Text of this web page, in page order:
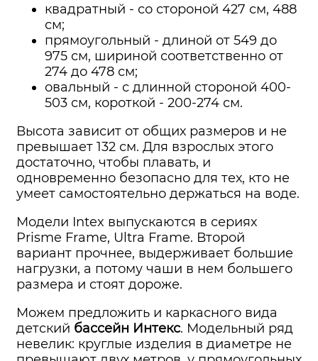
квадратный - со стороной 427 см, 488
см;
прямоугольный - длиной от 549 до
975 см, шириной соответственно от
274 до 478 см;
овальный - с длинной стороной 400-
503 см, короткой - 200-274 см.
Высота зависит от общих размеров и не
превышает 132 см. Для взрослых этого
достаточно, чтобы плавать, и
одновременно безопасно для тех, кто не
умеет самостоятельно держаться на воде.
Модели Intex выпускаются в сериях
Prisme Frame, Ultra Frame. Второй
вариант прочнее, выдерживает большие
нагрузки, а потому чаши в нем большего
размера и стоят дороже.
Можем предложить и каркасного вида
детский бассейн Интекс. Модельный ряд
невелик: круглые изделия в диаметре не